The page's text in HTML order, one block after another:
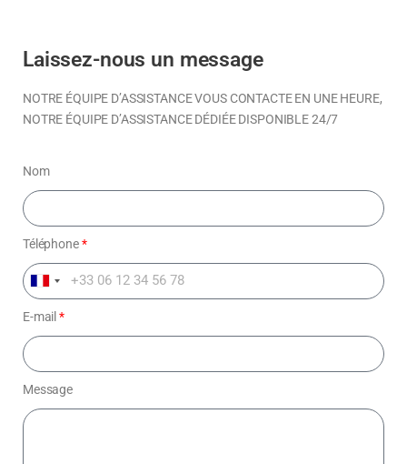
Laissez-nous un message
NOTRE ÉQUIPE D’ASSISTANCE VOUS CONTACTE EN UNE HEURE,
NOTRE ÉQUIPE D’ASSISTANCE DÉDIÉE DISPONIBLE 24/7
Nom
Téléphone*
F
c
e
+
E-mail*
Message